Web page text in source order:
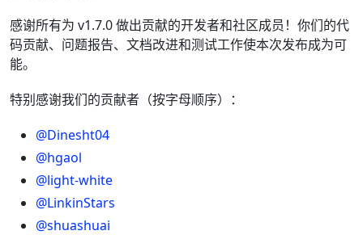
感谢所有为 v1.7.0 做出贡献的开发者和社区成员！你们的代
码贡献、问题报告、文档改进和测试工作使本次发布成为可
能。
特别感谢我们的贡献者（按字母顺序）：
@Dinesht04
@hgaol
@light-white
@LinkinStars
@shuashuai